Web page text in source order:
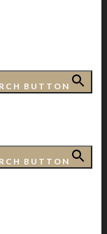
BUTTON
BUTTON